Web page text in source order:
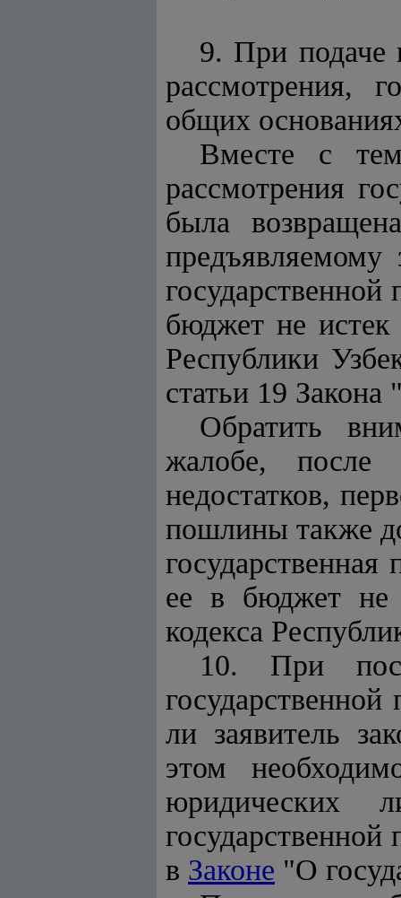
9. При подаче
рассмотрения,
общих
Вместе с
рассмотрения
была
предъявляемому
бюджет не
Республики
статьи 19
Обратить
жалобе, после
недостатков,
пошлины также
ее в бюджет не
кодекса
10. При
ли заявитель
этом
юридических
в Законе "О